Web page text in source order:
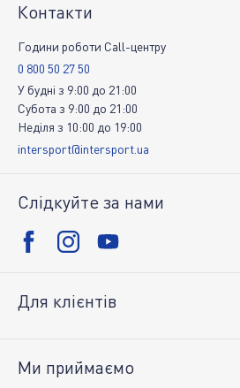
Контакти
Години роботи Call-центру
0 800 50 27 50
У будні з 9:00 до 21:00
Субота з 9:00 до 21:00
Неділя з 10:00 до 19:00
intersport@intersport.ua
Слідкуйте за нами
Для клієнтів
Повернення товару
Ми приймаємо